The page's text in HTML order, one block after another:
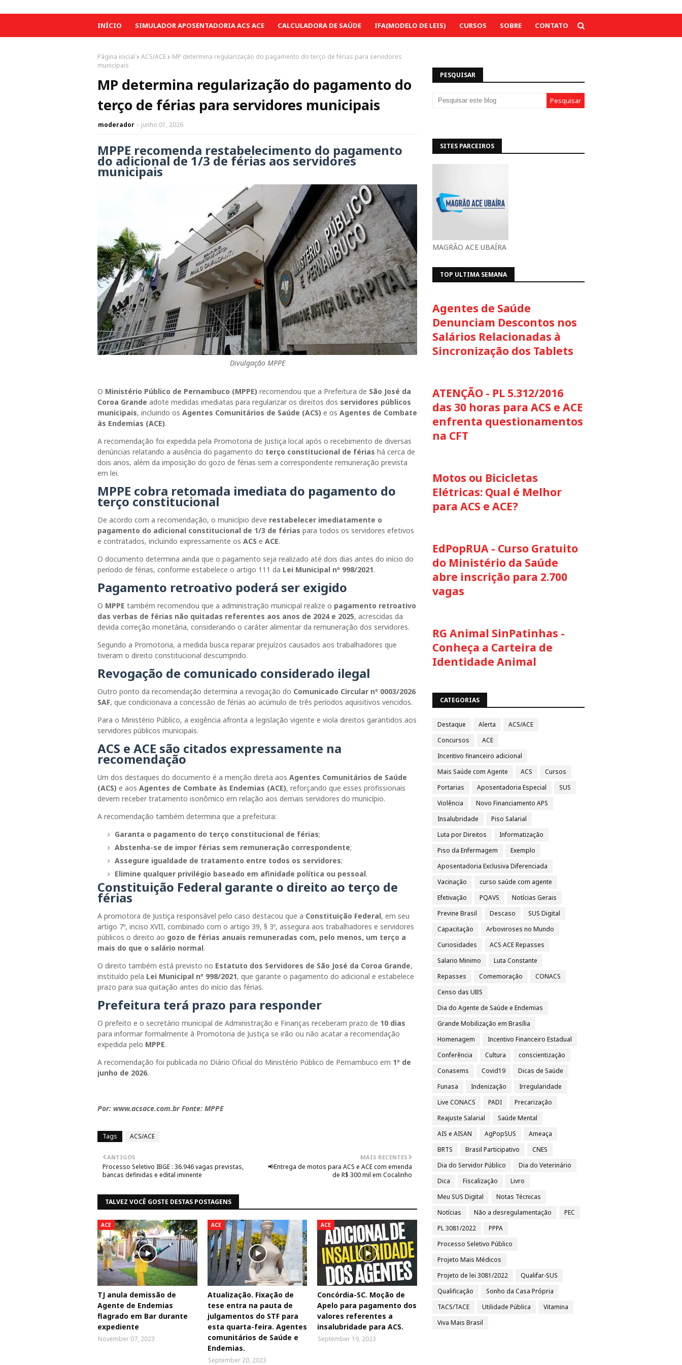
INÍCIO SIMULADOR APOSENTADORIA ACS ACE CALCULADORA DE SAÚDE IFA(MODELO DE LEIS) CURSOS SOBRE CONTATO
Página inicial ACS/ACE
MP determina regularização do pagamento do terço de férias para servidores
municipais
MP determina regularização do pagamento do
terço de férias para servidores municipais
moderador junho 01, 2026
MPPE recomenda restabelecimento do pagamento
do adicional de 1/3 de férias aos servidores
municipais
Divulgação MPPE
O Ministério Público de Pernambuco (MPPE) recomendou que a Prefeitura de São José da
Coroa Grande adote medidas imediatas para regularizar os direitos dos servidores públicos
municipais, incluindo os Agentes Comunitários de Saúde (ACS) e os Agentes de Combate
às Endemias (ACE).
A recomendação foi expedida pela Promotoria de Justiça local após o recebimento de diversas
denúncias relatando a ausência do pagamento do terço constitucional de férias há cerca de
dois anos, além da imposição do gozo de férias sem a correspondente remuneração prevista
em lei.
MPPE cobra retomada imediata do pagamento do
terço constitucional
De acordo com a recomendação, o município deve restabelecer imediatamente o
pagamento do adicional constitucional de 1/3 de férias para todos os servidores efetivos
e contratados, incluindo expressamente os ACS e ACE.
O documento determina ainda que o pagamento seja realizado até dois dias antes do início do
período de férias, conforme estabelece o artigo 111 da Lei Municipal nº 998/2021.
Pagamento retroativo poderá ser exigido
O MPPE também recomendou que a administração municipal realize o pagamento retroativo
das verbas de férias não quitadas referentes aos anos de 2024 e 2025, acrescidas da
devida correção monetária, considerando o caráter alimentar da remuneração dos servidores.
Segundo a Promotoria, a medida busca reparar prejuízos causados aos trabalhadores que
tiveram o direito constitucional descumprido.
Revogação de comunicado considerado ilegal
Outro ponto da recomendação determina a revogação do Comunicado Circular nº 0003/2026
SAF, que condicionava a concessão de férias ao acúmulo de três períodos aquisitivos vencidos.
Para o Ministério Público, a exigência afronta a legislação vigente e viola direitos garantidos aos
servidores públicos municipais.
ACS e ACE são citados expressamente na
recomendação
Um dos destaques do documento é a menção direta aos Agentes Comunitários de Saúde
(ACS) e aos Agentes de Combate às Endemias (ACE), reforçando que esses profissionais
devem receber tratamento isonômico em relação aos demais servidores do município.
A recomendação também determina que a prefeitura:
Garanta o pagamento do terço constitucional de férias;
Abstenha-se de impor férias sem remuneração correspondente;
Assegure igualdade de tratamento entre todos os servidores;
Elimine qualquer privilégio baseado em afinidade política ou pessoal.
Constituição Federal garante o direito ao terço de
férias
A promotora de Justiça responsável pelo caso destacou que a Constituição Federal, em seu
artigo 7º, inciso XVII, combinado com o artigo 39, § 3º, assegura aos trabalhadores e servidores
públicos o direito ao gozo de férias anuais remuneradas com, pelo menos, um terço a
mais do que o salário normal.
O direito também está previsto no Estatuto dos Servidores de São José da Coroa Grande,
instituído pela Lei Municipal nº 998/2021, que garante o pagamento do adicional e estabelece
prazo para sua quitação antes do início das férias.
Prefeitura terá prazo para responder
O prefeito e o secretário municipal de Administração e Finanças receberam prazo de 10 dias
para informar formalmente à Promotoria de Justiça se irão ou não acatar a recomendação
expedida pelo MPPE.
A recomendação foi publicada no Diário Oficial do Ministério Público de Pernambuco em 1º de
junho de 2026.
Por: www.acsace.com.br Fonte: MPPE
Tags ACS/ACE
MAIS RECENTES
📢Entrega de motos para ACS e ACE com emenda
de R$ 300 mil em Cocalinho
ANTIGOS
Processo Seletivo IBGE : 36.946 vagas previstas,
bancas definidas e edital iminente
TALVEZ VOCÊ GOSTE DESTAS POSTAGENS
ACE
TJ anula demissão de
Agente de Endemias
flagrado em Bar durante
expediente
November 07, 2023
ACE
Atualização. Fixação de
tese entra na pauta de
julgamentos do STF para
esta quarta-feira. Agentes
comunitários de Saúde e
Endemias.
September 20, 2023
ACE
Concórdia-SC. Moção de
Apelo para pagamento dos
valores referentes a
insalubridade para ACS.
September 19, 2023
PESQUISAR
SITES PARCEIROS
MAGRÃO ACE UBAÍRA
TOP ULTIMA SEMANA
Agentes de Saúde
Denunciam Descontos nos
Salários Relacionadas à
Sincronização dos Tablets
ATENÇÃO - PL 5.312/2016
das 30 horas para ACS e ACE
enfrenta questionamentos
na CFT
Motos ou Bicicletas
Elétricas: Qual é Melhor
para ACS e ACE?
EdPopRUA - Curso Gratuito
do Ministério da Saúde
abre inscrição para 2.700
vagas
RG Animal SinPatinhas -
Conheça a Carteira de
Identidade Animal
CATEGORIAS
Destaque Alerta
ACS/ACE
Concursos
ACE
Incentivo financeiro adicional
Mais Saúde com Agente
ACS
Cursos
Portarias
Aposentadoria Especial
SUS
Violência
Novo Financiamento APS
Insalubridade
Piso Salarial
Luta por Direitos
Informatização
Piso da Enfermagem
Exemplo
Aposentadoria Exclusiva Diferenciada
Vacinação
curso saúde com agente
Efetivação
PQAVS
Notícias Gerais
Previne Brasil
Descaso
SUS Digital
Capacitação
Arboviroses no Mundo
Curiosidades
ACS ACE Repasses
Salario Minimo
Luta Constante
Repasses
Comemoração
CONACS
Censo das UBS
Dia do Agente de Saúde e Endemias
Grande Mobilização em Brasília
Homenagem
Incentivo Financeiro Estadual
Conferência
Cultura
conscientização
Conasems
Covid19
Dicas de Saúde
Funasa
Indenização
Irregularidade
Live CONACS
PADI
Precarização
Reajuste Salarial
Saúde Mental
AIS e AISAN
AgPopSUS
Ameaça
BRTS
Brasil Participativo
CNES
Dia do Servidor Público
Dia do Veterinário
Dica
Fiscalização
Livro
Meu SUS Digital
Notas Técnicas
Notícias
Não a desregulamentação
PEC
PL 3081/2022
PPPA
Processo Seletivo Público
Projeto Mais Médicos
Projeto de lei 3081/2022
Qualifar-SUS
Qualificação
Sonho da Casa Própria
TACS/TACE
Utilidade Pública
Vitamina
Viva Mais Brasil